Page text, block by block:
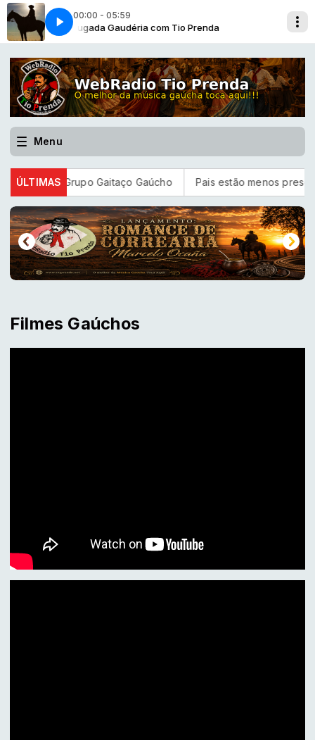
00:00 - 05:59
Madrugada Gaudéria com Tio Prenda
Tiro de Laço [Paullo Costa-2020]
Menu
ÚLTIMASe Grupo Gaitaço Gaúcho Pais estão menos
Filmes Gaúchos